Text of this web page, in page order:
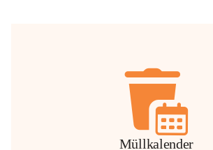
Müllkalender